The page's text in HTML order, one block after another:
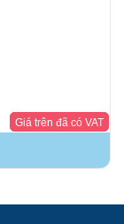
Giá trên đã có VAT